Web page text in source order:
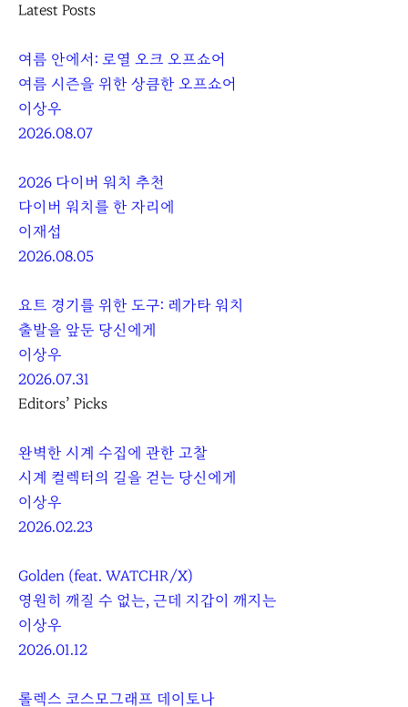
Latest Posts
여름 안에서: 로열 오크 오프쇼어
여름 시즌을 위한 상큼한 오프쇼어
이상우
2026.08.07
2026 다이버 워치 추천
다이버 워치를 한 자리에
이재섭
2026.08.05
요트 경기를 위한 도구: 레가타 워치
출발을 앞둔 당신에게
이상우
2026.07.31
Editors’ Picks
완벽한 시계 수집에 관한 고찰
시계 컬렉터의 길을 걷는 당신에게
이상우
2026.02.23
Golden (feat. WATCHR/X)
영원히 깨질 수 없는, 근데 지갑이 깨지는
이상우
2026.01.12
롤렉스 코스모그래프 데이토나